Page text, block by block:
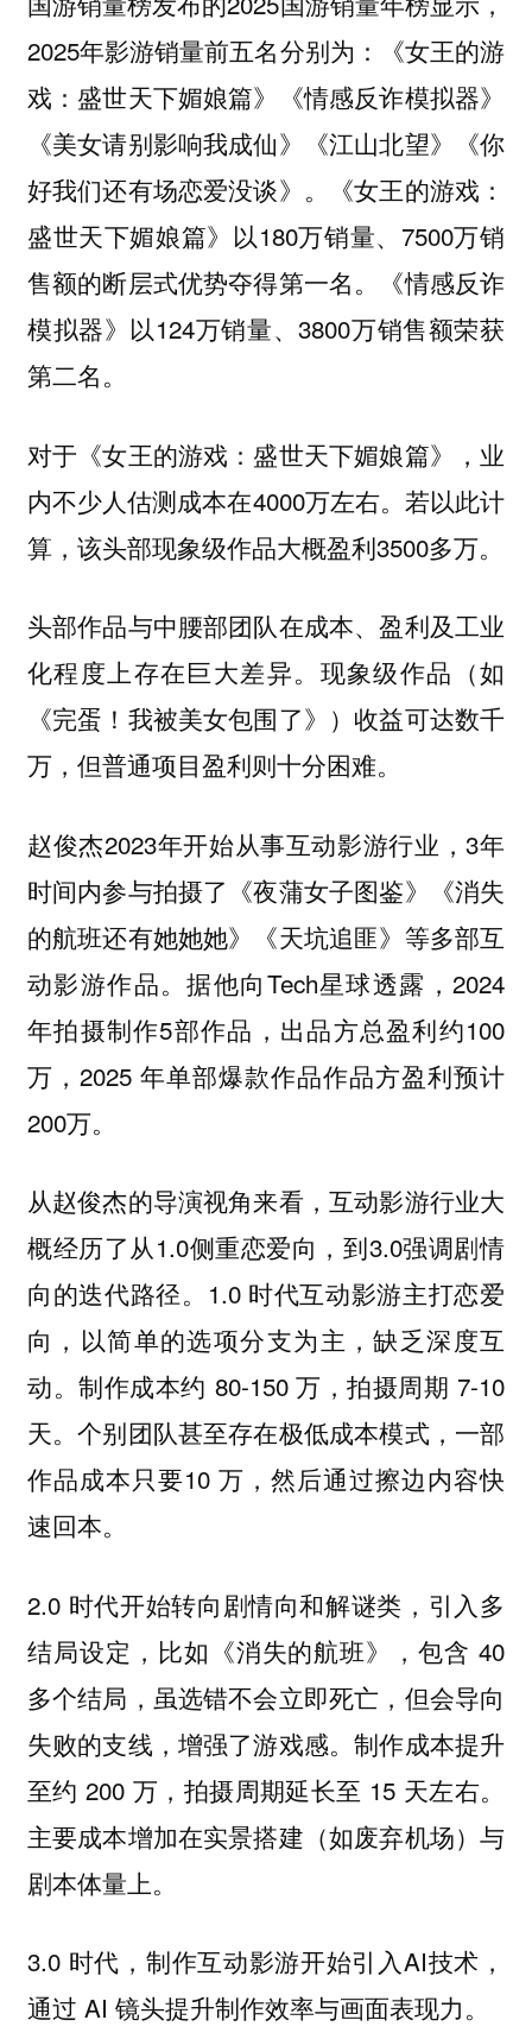
2025年影游销量前五名分别为：《女王的游
戏：盛世天下媚娘篇》《情感反诈模拟器》
《美女请别影响我成仙》《江山北望》《你
好我们还有场恋爱没谈》。《女王的游戏：
盛世天下媚娘篇》以180万销量、7500万销
售额的断层式优势夺得第一名。《情感反诈
模拟器》以124万销量、3800万销售额荣获
第二名。
对于《女王的游戏：盛世天下媚娘篇》，业
内不少人估测成本在4000万左右。若以此计
算，该头部现象级作品大概盈利3500多万。
头部作品与中腰部团队在成本、盈利及工业
化程度上存在巨大差异。现象级作品（如
《完蛋！我被美女包围了》）收益可达数千
万，但普通项目盈利则十分困难。
赵俊杰2023年开始从事互动影游行业，3年
时间内参与拍摄了《夜蒲女子图鉴》《消失
的航班还有她她她》《天坑追匪》等多部互
动影游作品。据他向Tech星球透露，2024
年拍摄制作5部作品，出品方总盈利约100
万，2025 年单部爆款作品作品方盈利预计
200万。
从赵俊杰的导演视角来看，互动影游行业大
概经历了从1.0侧重恋爱向，到3.0强调剧情
向的迭代路径。1.0 时代互动影游主打恋爱
向，以简单的选项分支为主，缺乏深度互
动。制作成本约 80-150 万，拍摄周期 7-10
天。个别团队甚至存在极低成本模式，一部
作品成本只要10 万，然后通过擦边内容快
速回本。
2.0 时代开始转向剧情向和解谜类，引入多
结局设定，比如《消失的航班》，包含 40
多个结局，虽选错不会立即死亡，但会导向
失败的支线，增强了游戏感。制作成本提升
至约 200 万，拍摄周期延长至 15 天左右。
主要成本增加在实景搭建（如废弃机场）与
剧本体量上。
3.0 时代，制作互动影游开始引入AI技术，
通过 AI 镜头提升制作效率与画面表现力。